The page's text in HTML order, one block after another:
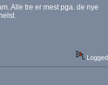
Alle tre er mest pga. de nye
Logged